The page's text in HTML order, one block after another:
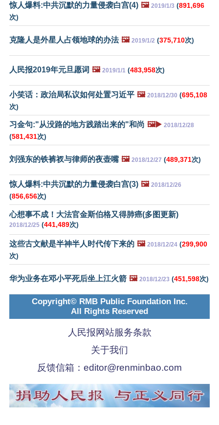
惊人爆料:中共沉默的力量侵袭白宫(4) 🖼️ 2019/1/3 (891,696
次)
克隆人是外星人占领地球的办法 🖼️ 2019/1/2 (375,710次)
人民报2019年元旦愿词 🖼️ 2019/1/1 (483,958次)
小笑话：政治局私议如何处置习近平 🖼️ 2018/12/30 (695,108
次)
习金句:"从没路的地方践踏出来的"和尚 🖼️▶️ 2018/12/28
(581,431次)
刘强东的铁裤衩与律师的夜壶嘴 🖼️ 2018/12/27 (489,371次)
惊人爆料:中共沉默的力量侵袭白宫(3) 🖼️ 2018/12/26
(856,656次)
心想事不成！大法官金斯伯格又得肺癌(多图更新)
2018/12/25 (441,489次)
这些古文献是半神半人时代传下来的 🖼️ 2018/12/24 (299,900
次)
华为业务在邓小平死后坐上江火箭 🖼️ 2018/12/23 (451,598次)
Copyright© RMB Public Foundation Inc.
All Rights Reserved
人民报网站服务条款
关于我们
反馈信箱： editor@renminbao.com